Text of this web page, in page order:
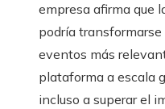
empresa afirma que
podría transformarse
eventos más
plataforma a escala
incluso a superar el